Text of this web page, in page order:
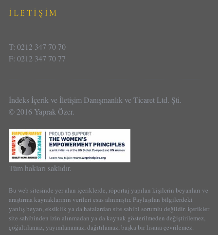
İLETİŞİM
T: 0212 347 70 70
F: 0212 347 70 77
İndeks İçerik ve İletişim Danışmanlık ve Ticaret Ltd. Şti.
© 2016 Yaprak Özer.
Tüm hakları saklıdır.
Bu web sitesinde yer alan içeriklerde, röportaj yapılan kişilerin beyanları ve
araştırma kaynaklarının verileri esas alınmıştır. Paylaşılan bilgilerdeki
yanlış beyan, eksiklik ya da hatalardan site sahibi sorumlu değildir. İçerikler
site sahibinden izin alınmadan ya da kaynak gösterilmeden değiştirilemez,
çoğaltılamaz, yayımlanamaz, dağıtılamaz, başka bir lisana çevrilemez.